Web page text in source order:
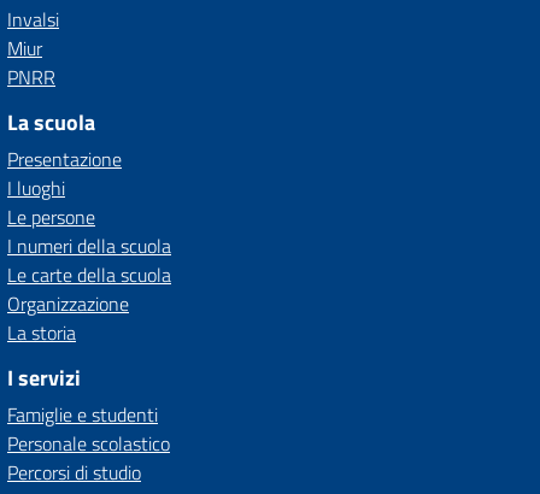
Invalsi
Miur
PNRR
La scuola
Presentazione
I luoghi
Le persone
I numeri della scuola
Le carte della scuola
Organizzazione
La storia
I servizi
Famiglie e studenti
Personale scolastico
Percorsi di studio